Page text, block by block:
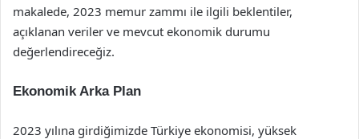
makalede, 2023 memur zammı ile ilgili beklentiler,
açıklanan veriler ve mevcut ekonomik durumu
değerlendireceğiz.
Ekonomik Arka Plan
2023 yılına girdiğimizde Türkiye ekonomisi, yüksek